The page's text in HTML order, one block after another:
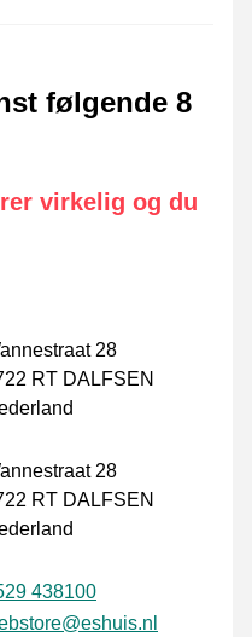
følgende 8
virkelig og du
28
RT DALFSEN
28
RT DALFSEN
438100